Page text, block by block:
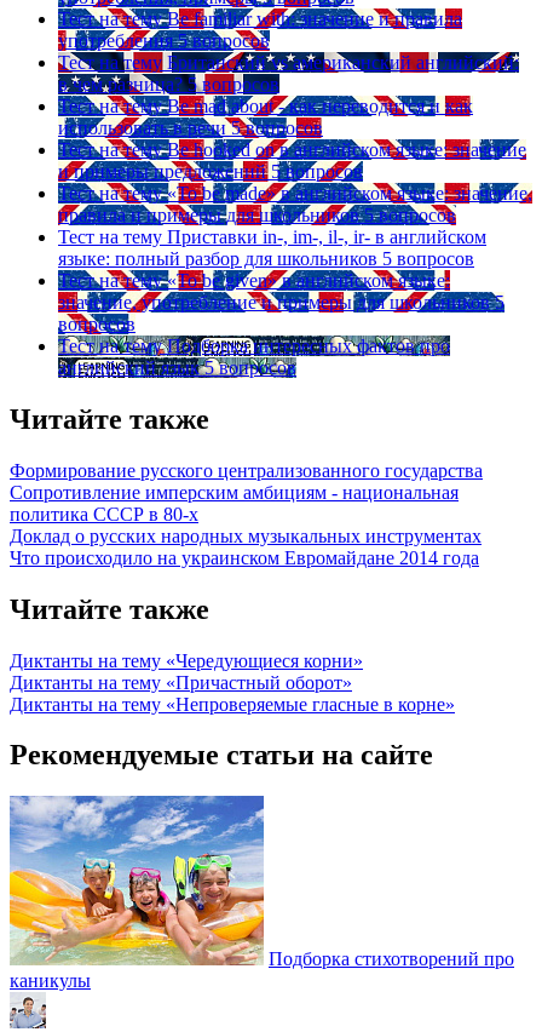
Тест на тему Be familiar with: значение и правила
употребления 5 вопросов
Тест на тему Британский vs американский английский:
в чем разница? 5 вопросов
Тест на тему Be mad about - как переводится и как
использовать в речи 5 вопросов
Тест на тему Be hooked on в английском языке: значение
и примеры предложений 5 вопросов
Тест на тему «To be made» в английском языке: значение,
правила и примеры для школьников 5 вопросов
Тест на тему Приставки in-, im-, il-, ir- в английском
языке: полный разбор для школьников 5 вопросов
Тест на тему «To be given» в английском языке:
значение, употребление и примеры для школьников 5
вопросов
Тест на тему Подборка интересных фактов про
английский язык 5 вопросов
Читайте также
Формирование русского централизованного государства
Сопротивление имперским амбициям - национальная
политика СССР в 80-х
Доклад о русских народных музыкальных инструментах
Что происходило на украинском Евромайдане 2014 года
Читайте также
Диктанты на тему «Чередующиеся корни»
Диктанты на тему «Причастный оборот»
Диктанты на тему «Непроверяемые гласные в корне»
Рекомендуемые статьи на сайте
Подборка стихотворений про
каникулы